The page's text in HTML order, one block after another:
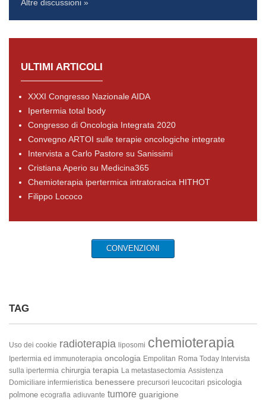
Altre discussioni »
ULTIMI ARTICOLI
XXXI Congresso Nazionale AIDA
Ipertermia total body
Congresso di Oncologia Integrata 2020
Convegno ARTOI sulle terapie oncologiche integrate
Intervista a Carlo Pastore su Sanissimi
Cristiana Aperio su Medicina365
Chemioterapia ipertermica intratoracica HITHOT
Filippo Lococo
CONVENZIONI
TAG
Uso dei cookie radioterapia liposomi chemioterapia
Ipertermia ed immunoterapia oncologia Empolitan Roma Today Intervista
sulla ipertermia chirurgia terapia La metastasectomia Assistenza
Domiciliare infermieristica benessere precursori leucocitari psicologia
polmone ecografia adiuvante tumore guarigione